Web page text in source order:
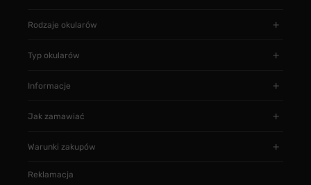
Rodzaje okularów
Typ okularów
Informacje
Jak zamawiać
Warunki zakupów
Reklamacja